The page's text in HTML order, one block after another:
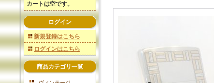
カートは空です。
ログイン
新規登録はこちら
ログインはこちら
商品カテゴリ一覧